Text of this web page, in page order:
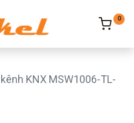
0
KNX MSW1006-TL-